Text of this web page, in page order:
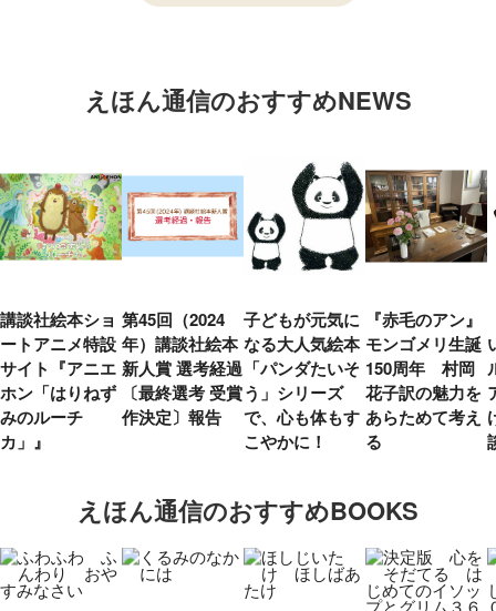
えほん通信のおすすめNEWS
講談社絵本ショ
ートアニメ特設
サイト『アニエ
ホン「はりねず
みのルーチ
カ」』
第45回（2024
年）講談社絵本
新人賞 選考経過
〔最終選考 受賞
作決定〕報告
子どもが元気に
なる大人気絵本
「パンダたいそ
う」シリーズ
で、心も体もす
こやかに！
『赤毛のアン』
モンゴメリ生誕
150周年 村岡
花子訳の魅力を
あらためて考え
る
えほん通信のおすすめBOOKS